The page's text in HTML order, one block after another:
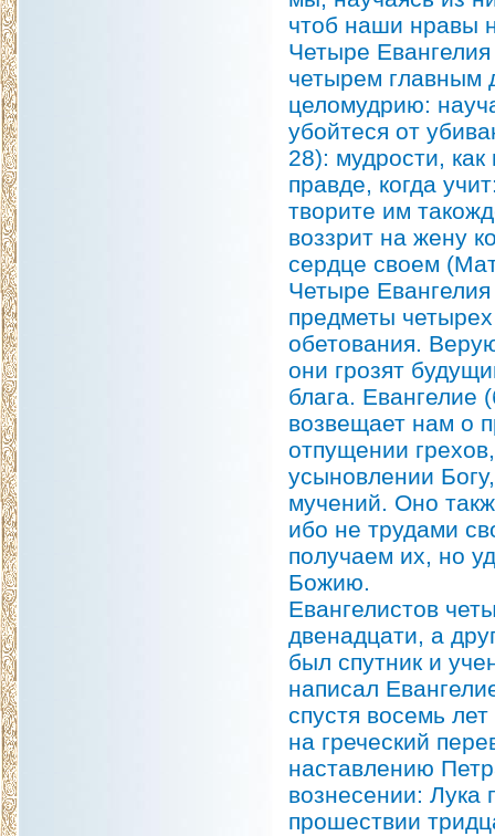
чтоб наши нравы
Четыре
четырем главным
целомудрию:
убойтеся от
28): мудрости,
правде, когда
творите им
воззрит на жену
сердце своем
Четыре
предметы
обетования.
они грозят
блага. Евангелие
возвещает нам о
отпущении
усыновлении
мучений. Оно
ибо не трудами
получаем их, но
Божию.
Евангелистов
двенадцати, а
был спутник и
написал
спустя восемь
на греческий
наставлению
вознесении: Лука
прошествии